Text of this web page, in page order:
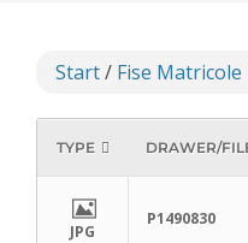
Start/ Fise
TYPE DRAWER/
JPG
P1490830